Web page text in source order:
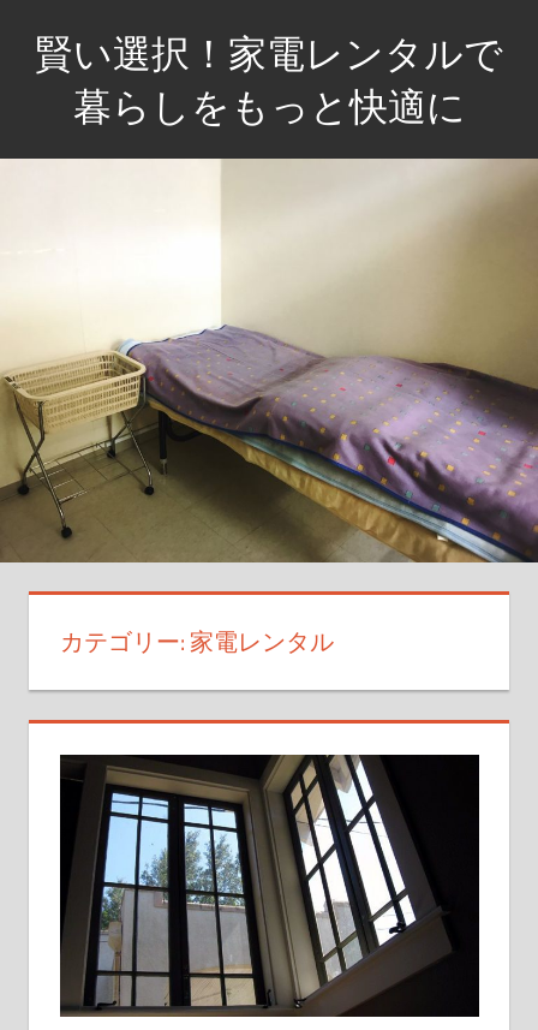
ツ
賢い選択！家電レンタルで
暮らしをもっと快適に
賢
時
に
だ
け、
手
に
暮
を
豊
カテゴリー:家電レンタル